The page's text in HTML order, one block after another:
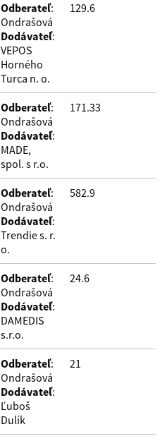
Odberateľ:
Ondrašová
Dodávateľ:
VEPOS
Horného
Turca n. o.
129.6
Odberateľ:
Ondrašová
Dodávateľ:
MADE,
spol. s r.o.
171.33
Odberateľ:
Ondrašová
Dodávateľ:
Trendie s. r.
o.
582.9
Odberateľ:
Ondrašová
Dodávateľ:
DAMEDIS
s.r.o.
24.6
Odberateľ:
Ondrašová
Dodávateľ:
Ľuboš
Dulík
21